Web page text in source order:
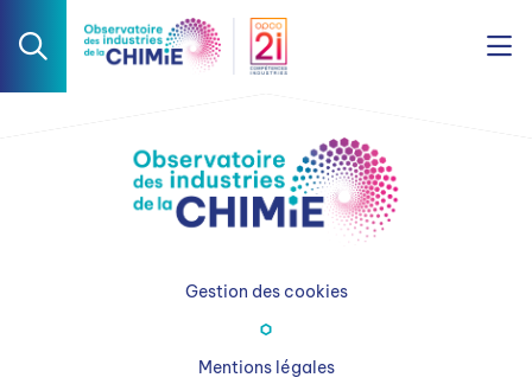
Gestion des cookies
Mentions légales